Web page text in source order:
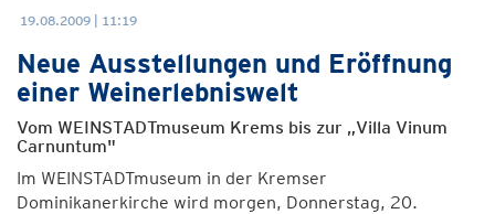
19.08.2009 | 11:19
Neue Ausstellungen und Eröffnung
einer Weinerlebniswelt
Vom WEINSTADTmuseum Krems bis zur „Villa Vinum
Carnuntum"
Im WEINSTADTmuseum in der Kremser
Dominikanerkirche wird morgen, Donnerstag, 20.